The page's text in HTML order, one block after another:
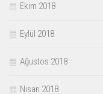
Ekim 2018
Eylül 2018
Ağustos 2018
Nisan 2018